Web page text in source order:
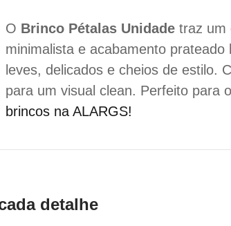
O Brinco Pétalas Unidade traz um
minimalista e acabamento
leves, delicados e cheios de estilo.
para um visual clean. Perfeito para
brincos na ALARGS!
detalhe